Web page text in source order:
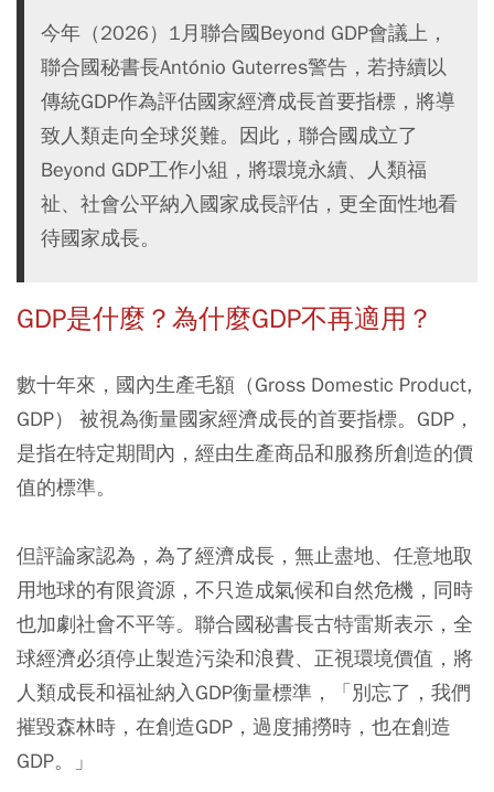
今年（2026）1月聯合國Beyond GDP會議上，
聯合國秘書長António Guterres警告，若持續以
傳統GDP作為評估國家經濟成長首要指標，將導
致人類走向全球災難。因此，聯合國成立了
Beyond GDP工作小組，將環境永續、人類福
祉、社會公平納入國家成長評估，更全面性地看
待國家成長。
GDP是什麼？為什麼GDP不再適用？
數十年來，國內生產毛額（Gross Domestic Product,
GDP） 被視為衡量國家經濟成長的首要指標。GDP，
是指在特定期間內，經由生產商品和服務所創造的價
值的標準。
但評論家認為，為了經濟成長，無止盡地、任意地取
用地球的有限資源，不只造成氣候和自然危機，同時
也加劇社會不平等。聯合國秘書長古特雷斯表示，全
球經濟必須停止製造污染和浪費、正視環境價值，將
人類成長和福祉納入GDP衡量標準，「別忘了，我們
摧毀森林時，在創造GDP，過度捕撈時，也在創造
GDP。」